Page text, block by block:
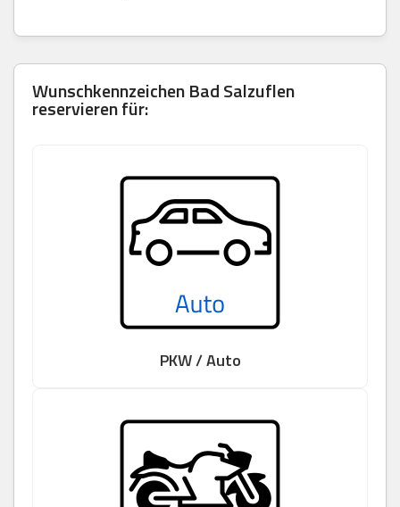
Wunschkennzeichen Bad Salzuflen
reservieren für:
PKW / Auto